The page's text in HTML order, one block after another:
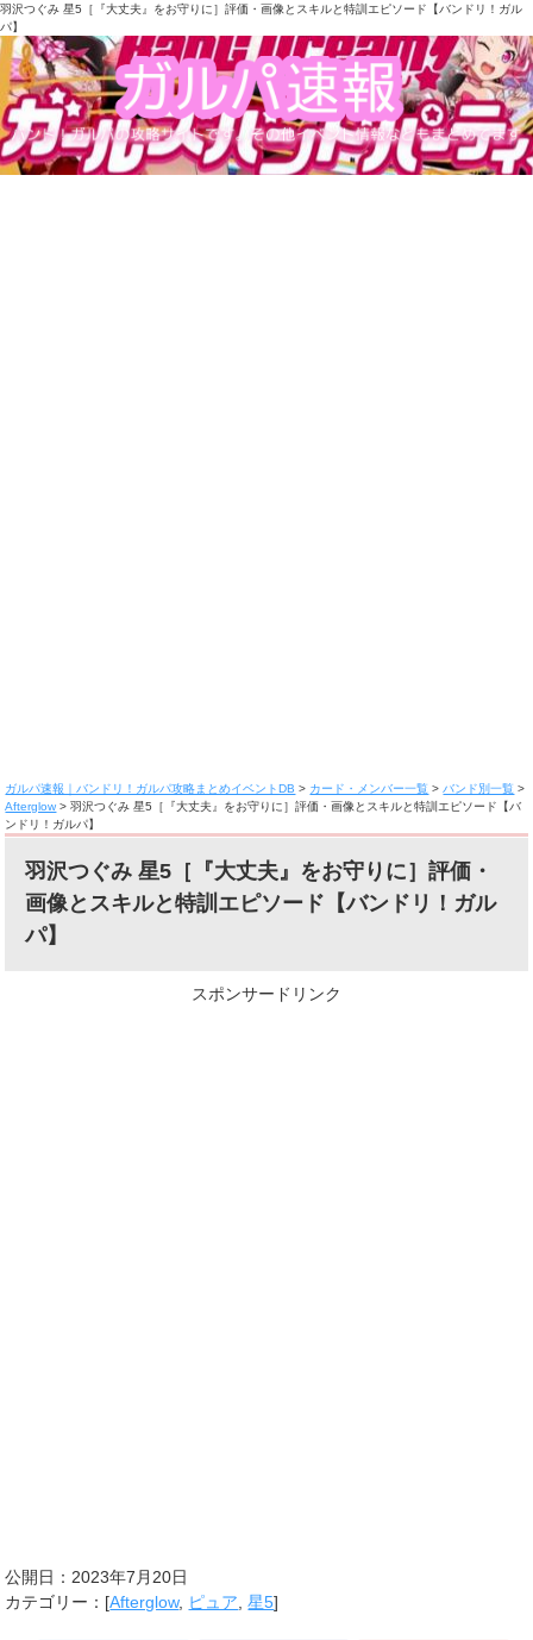
羽沢つぐみ 星5［『大丈夫』をお守りに］評価・画像とスキルと特訓エピソード【バンドリ！ガル
パ】
ガルパ速報｜バンドリ！ガルパ攻略まとめイベントDB > カード・メンバー一覧 > バンド別一覧 >
Afterglow >羽沢つぐみ 星5［『大丈夫』をお守りに］評価・画像とスキルと特訓エピソード【バ
ンドリ！ガルパ】
羽沢つぐみ 星5［『大丈夫』をお守りに］評価・
画像とスキルと特訓エピソード【バンドリ！ガル
パ】
スポンサードリンク
公開日： 2023年7月20日
カテゴリー：[Afterglow, ピュア ,星5]